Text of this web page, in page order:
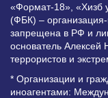
«Формат-18», «Хизб
(ФБК) – организация-
запрещена в РФ и
основатель Алексей
террористов и
* Организации и
иноагентами: